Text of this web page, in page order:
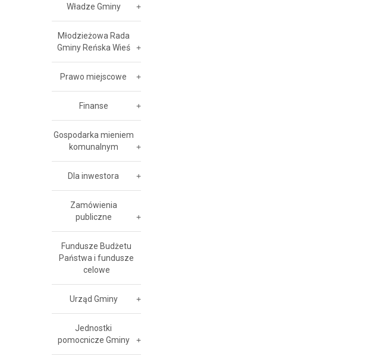
Władze Gminy
Młodzieżowa Rada
Gminy Reńska Wieś
Prawo miejscowe
Finanse
Gospodarka mieniem
komunalnym
Dla inwestora
Zamówienia
publiczne
Fundusze Budżetu
Państwa i fundusze
celowe
Urząd Gminy
Jednostki
pomocnicze Gminy